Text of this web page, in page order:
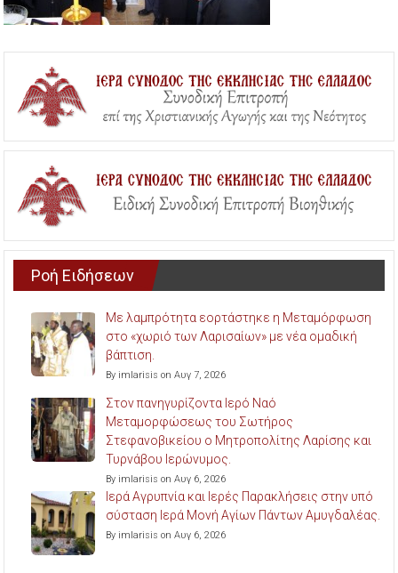
Ροή Ειδήσεων
Με λαμπρότητα εορτάστηκε η Μεταμόρφωση
στο «χωριό των Λαρισαίων» με νέα ομαδική
βάπτιση.
By imlarisis on Αυγ 7, 2026
Στον πανηγυρίζοντα Ιερό Ναό
Μεταμορφώσεως του Σωτήρος
Στεφανοβικείου ο Μητροπολίτης Λαρίσης και
Τυρνάβου Ιερώνυμος.
By imlarisis on Αυγ 6, 2026
Ιερά Αγρυπνία και Ιερές Παρακλήσεις στην υπό
σύσταση Ιερά Μονή Αγίων Πάντων Αμυγδαλέας.
By imlarisis on Αυγ 6, 2026